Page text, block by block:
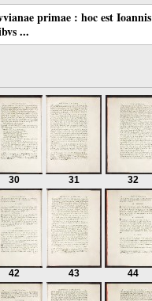
primae : hoc est Ioannis
...
30 31 32
42 43 44